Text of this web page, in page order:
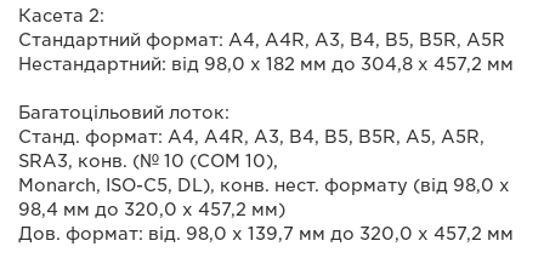
Касета 2:
Стандартний формат: A4, A4R, A3, B4, B5, B5R, A5R
Нестандартний: від 98,0 х 182 мм до 304,8 х 457,2 мм
Багатоцільовий лоток:
Станд. формат: A4, A4R, A3, B4, B5, B5R, A5, A5R,
SRA3, конв. (№ 10 (COM 10),
Monarch, ISO-C5, DL), конв. нест. формату (від 98,0 х
98,4 мм до 320,0 х 457,2 мм)
Дов. формат: від. 98,0 х 139,7 мм до 320,0 х 457,2 мм